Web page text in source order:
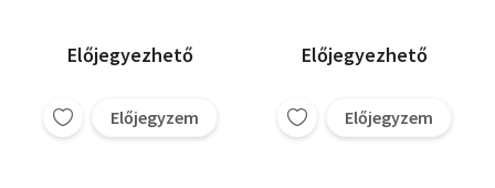
Előjegyezhető
Előjegyzem
Előjegyezhető
Előjegyzem